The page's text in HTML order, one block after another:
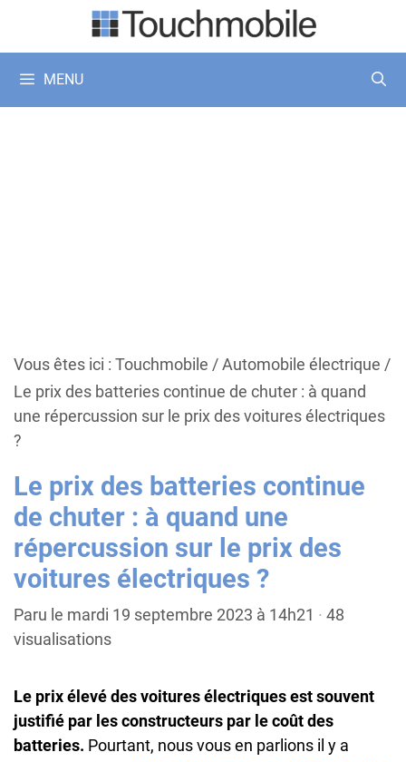
MENU
Vous êtes ici : Touchmobile /Automobile électrique /
Le prix des batteries continue de chuter : à quand
une répercussion sur le prix des voitures électriques
?
Le prix des batteries continue
de chuter : à quand une
répercussion sur le prix des
voitures électriques ?
Paru le mardi 19 septembre 2023 à 14h21 · 48
visualisations
Le prix élevé des voitures électriques est souvent
justifié par les constructeurs par le coût des
batteries. Pourtant, nous vous en parlions il y a